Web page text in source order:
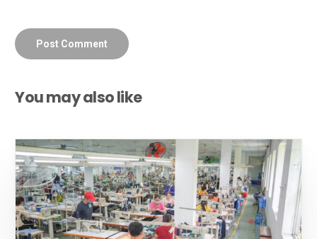
You may also like